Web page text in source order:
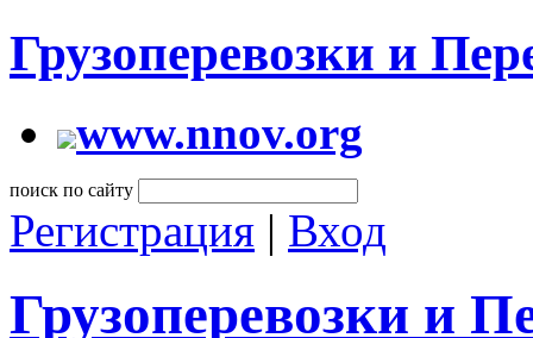
Грузоперевозки и
www.nnov.org
поиск по сайту
Регистрация | Вход
Грузоперевозки и